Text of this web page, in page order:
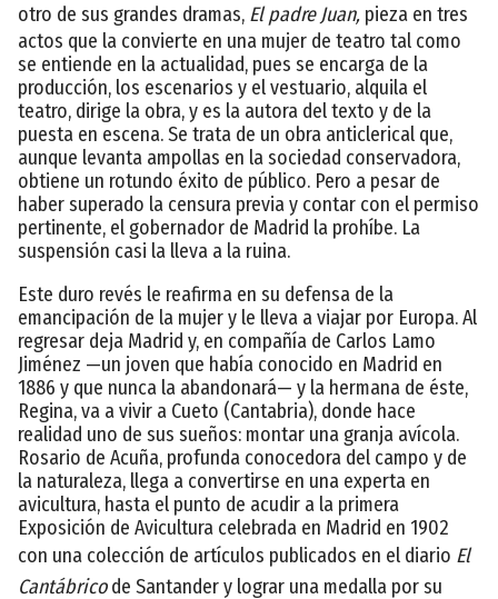
otro de sus grandes dramas, El padre Juan, pieza en tres
actos que la convierte en una mujer de teatro tal como
se entiende en la actualidad, pues se encarga de la
producción, los escenarios y el vestuario, alquila el
teatro, dirige la obra, y es la autora del texto y de la
puesta en escena. Se trata de un obra anticlerical que,
aunque levanta ampollas en la sociedad conservadora,
obtiene un rotundo éxito de público. Pero a pesar de
haber superado la censura previa y contar con el permiso
pertinente, el gobernador de Madrid la prohíbe. La
suspensión casi la lleva a la ruina.
Este duro revés le reafirma en su defensa de la
emancipación de la mujer y le lleva a viajar por Europa. Al
regresar deja Madrid y, en compañía de Carlos Lamo
Jiménez —un joven que había conocido en Madrid en
1886 y que nunca la abandonará— y la hermana de éste,
Regina, va a vivir a Cueto (Cantabria), donde hace
realidad uno de sus sueños: montar una granja avícola.
Rosario de Acuña, profunda conocedora del campo y de
la naturaleza, llega a convertirse en una experta en
avicultura, hasta el punto de acudir a la primera
Exposición de Avicultura celebrada en Madrid en 1902
con una colección de artículos publicados en el diario El
Cantábricode Santander y lograr una medalla por su